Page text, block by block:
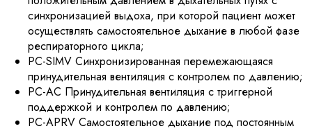
синхронизацией выдоха, при которой пациент может
осуществлять самостоятельное дыхание в любой фазе
респираторного цикла;
PC-SIMV Синхронизированная перемежающаяся
принудительная вентиляция с контролем по давлению;
PC-AC Принудительная вентиляция с триггерной
поддержкой и контролем по давлению;
PC-APRV Самостоятельное дыхание под постоянным